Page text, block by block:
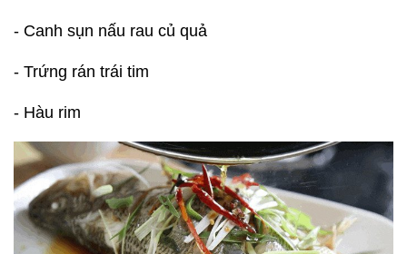
- Canh sụn nấu rau củ quả
- Trứng rán trái tim
- Hàu rim